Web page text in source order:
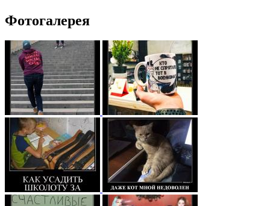
Фотогалерея